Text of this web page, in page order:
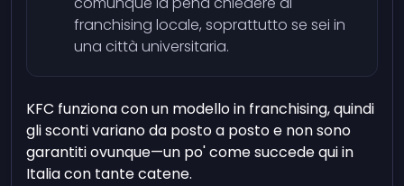
franchising locale, soprattutto se sei in
una città universitaria.
KFC funziona con un modello in franchising, quindi
gli sconti variano da posto a posto e non sono
garantiti ovunque—un po' come succede qui in
Italia con tante catene.